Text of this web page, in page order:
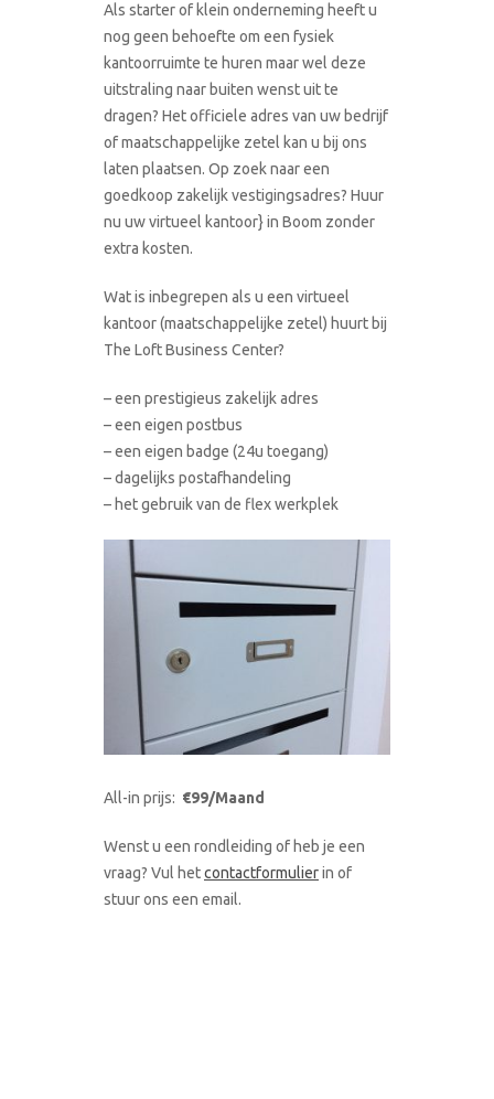
Als starter of klein onderneming heeft u
nog geen behoefte om een fysiek
kantoorruimte te huren maar wel deze
uitstraling naar buiten wenst uit te
dragen? Het officiele adres van uw bedrijf
of maatschappelijke zetel kan u bij ons
laten plaatsen. Op zoek naar een
goedkoop zakelijk vestigingsadres? Huur
nu uw virtueel kantoor} in Boom zonder
extra kosten.
Wat is inbegrepen als u een virtueel
kantoor (maatschappelijke zetel) huurt bij
The Loft Business Center?
– een prestigieus zakelijk adres
– een eigen postbus
– een eigen badge (24u toegang)
– dagelijks postafhandeling
– het gebruik van de flex werkplek
All-in prijs: €99/Maand
Wenst u een rondleiding of heb je een
vraag? Vul hetcontactformulierin of
stuur ons een email.